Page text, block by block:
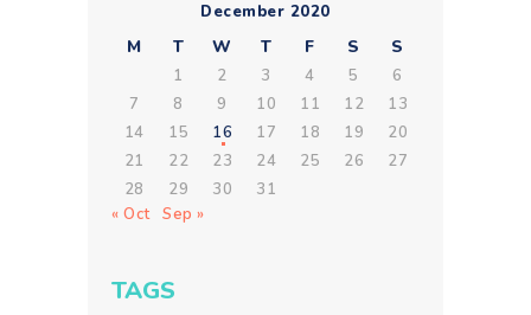
December 2020
M T W T F S S
1 2 3 4 5
6
7
8 9 10 11 12
13
14
15 16 17 18 19
20
21
22 23 24 25 26
27
28
29 30
31
« Oct Sep »
TAGS